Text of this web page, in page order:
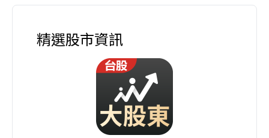
精選股市資訊